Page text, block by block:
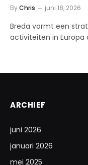
ByChris juni 18, 2026
Breda vormt een
activiteiten in Europa
ARCHIEF
juni 2026
januari 2026
mei 2025